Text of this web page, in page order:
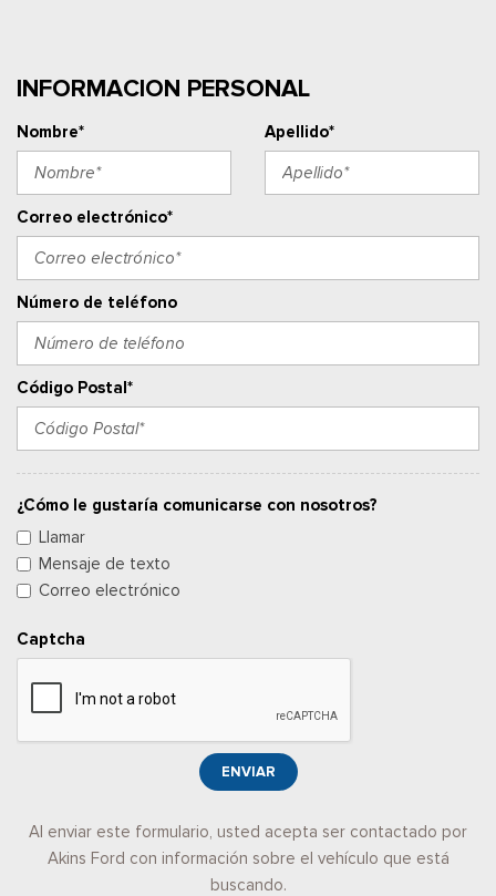
INFORMACION PERSONAL
Nombre* Apellido*
Correo electrónico*
Número de teléfono
Código Postal*
¿Cómo le gustaría comunicarse con nosotros?
Llamar
Mensaje de texto
Correo electrónico
Captcha
ENVIAR
Al enviar este formulario, usted acepta ser contactado por
Akins Ford con información sobre el vehículo que está
buscando.